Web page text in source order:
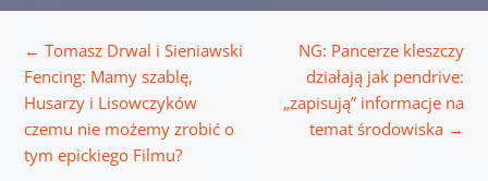
← Tomasz Drwal i Sieniawski
Fencing: Mamy szablę,
Husarzy i Lisowczyków
czemu nie możemy zrobić o
tym epickiego Filmu?
NG: Pancerze kleszczy
działają jak pendrive:
„zapisują” informacje na
temat środowiska →